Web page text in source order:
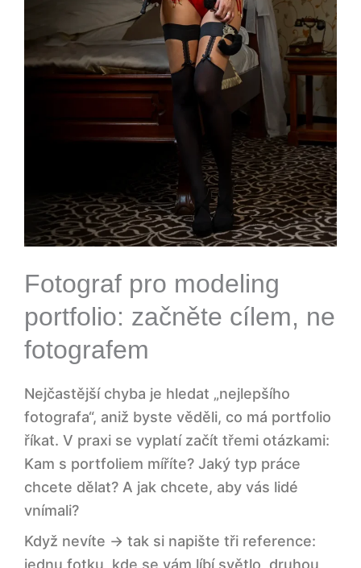
Fotograf pro modeling
portfolio: začněte cílem, ne
fotografem
Nejčastější chyba je hledat „nejlepšího
fotografa“, aniž byste věděli, co má portfolio
říkat. V praxi se vyplatí začít třemi otázkami:
Kam s portfoliem míříte? Jaký typ práce
chcete dělat? A jak chcete, aby vás lidé
vnímali?
Když nevíte → tak si napište tři reference: